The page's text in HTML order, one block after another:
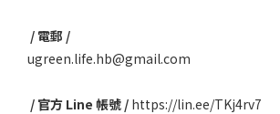
/ 電郵 /
ugreen.life.hb@gmail.com
/ 官方 Line 帳號 / https://lin.ee/TKj4rv7